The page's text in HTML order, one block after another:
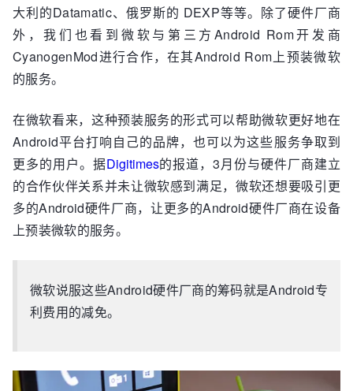
大利的Datamatic、俄罗斯的 DEXP等等。除了硬件厂商
外，我们也看到微软与第三方Android Rom开发商
CyanogenMod进行合作，在其Android Rom上预装微软
的服务。
在微软看来，这种预装服务的形式可以帮助微软更好地在
Android平台打响自己的品牌，也可以为这些服务争取到
更多的用户。据Digitimes的报道，3月份与硬件厂商建立
的合作伙伴关系并未让微软感到满足，微软还想要吸引更
多的Android硬件厂商，让更多的Android硬件厂商在设备
上预装微软的服务。
微软说服这些Android硬件厂商的筹码就是Android专
利费用的减免。